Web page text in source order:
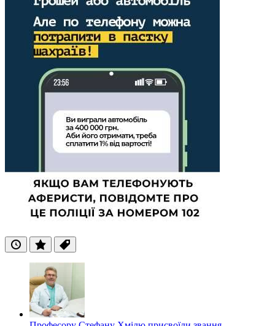
ОстанніПопулярні
Теги